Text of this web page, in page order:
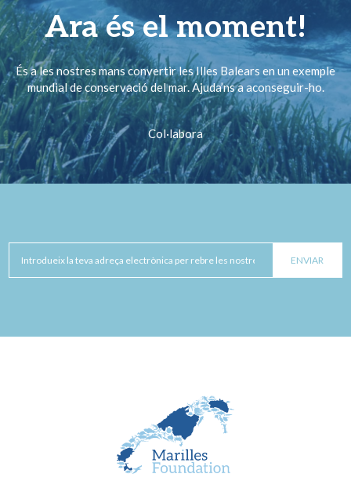
Ara és el moment!
És a les nostres mans convertir les Illes Balears en un exemple
mundial de conservació del mar. Ajuda’ns a aconseguir-ho.
Col·labora